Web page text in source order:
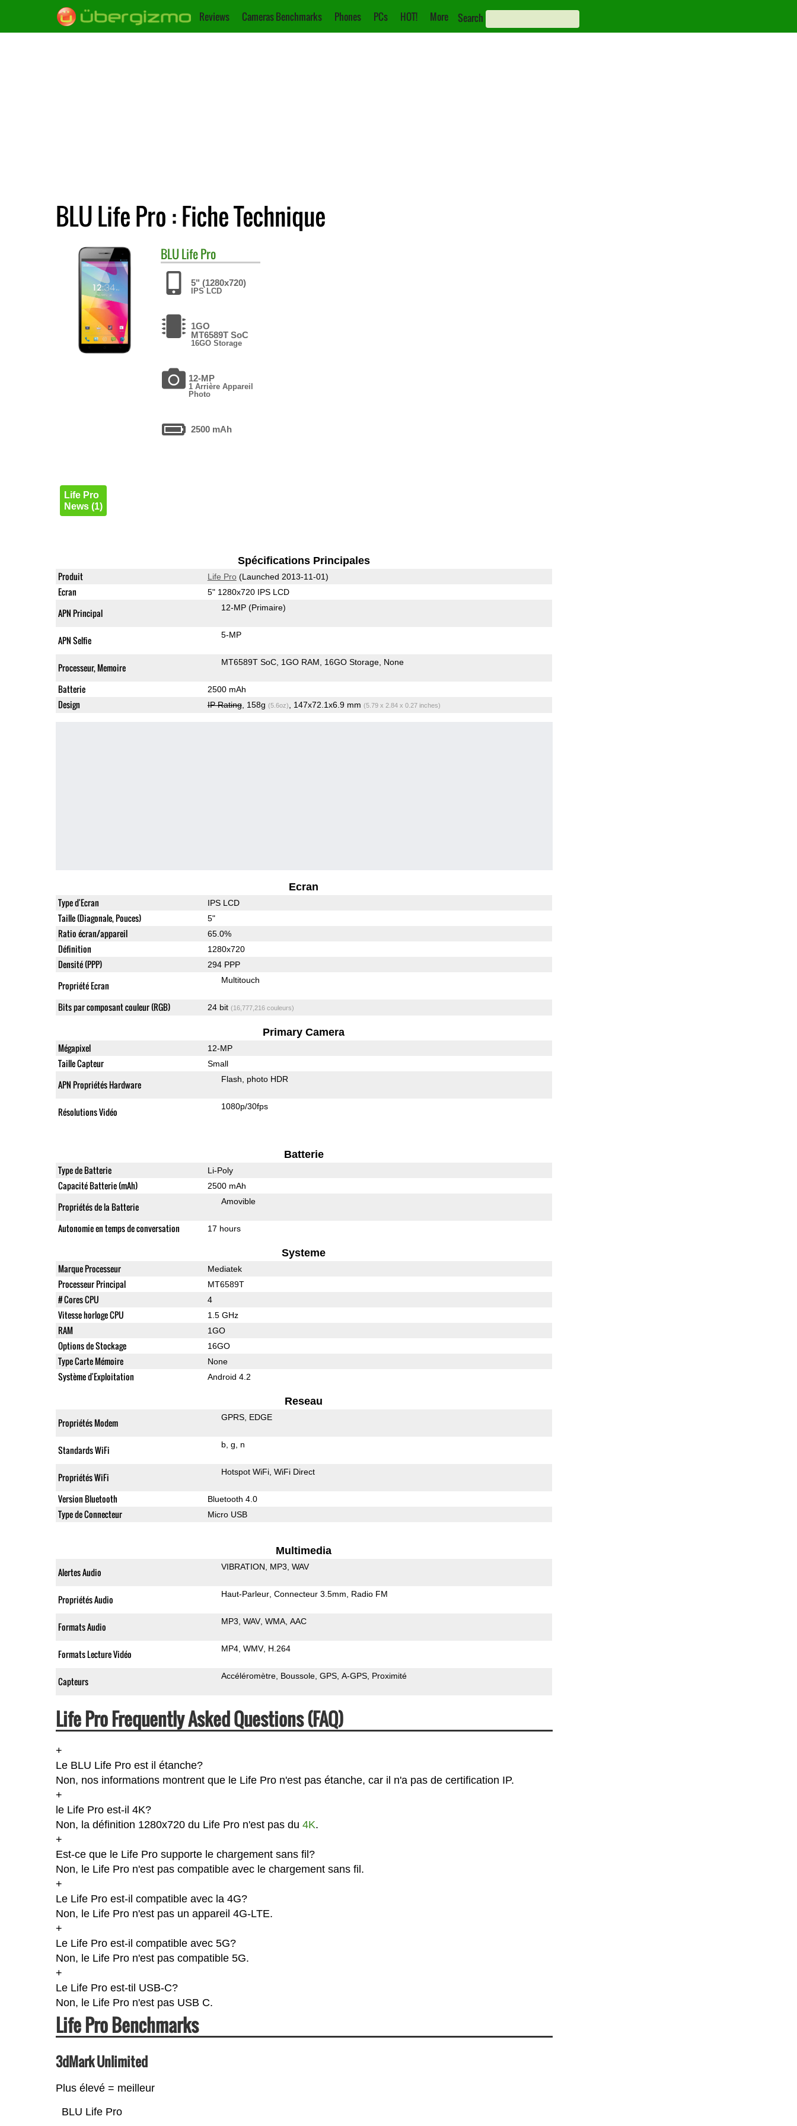
Reviews Cameras Benchmarks Phones PCs HOT! More Search
BLU Life Pro : Fiche Technique
BLULife Pro
5" (1280x720)
IPS LCD
1GO
MT6589T SoC
16GO Storage
12-MP
1 Arrière Appareil
Photo
2500 mAh
Life Pro
News (1)
Spécifications Principales
Produit Life Pro(Launched 2013-11-01)
Ecran 5" 1280x720 IPS LCD
APN Principal 12-MP (Primaire)
APN Selfie 5-MP
Processeur, Memoire MT6589T SoC 1GO RAM 16GO Storage None
Batterie 2500 mAh
Design IP Rating, 158g (5.6oz) , 147x72.1x6.9 mm (5.79 x 2.84 x 0.27 inches)
Ecran
Type d'Ecran IPS LCD
Taille (Diagonale, Pouces) 5"
Ratio écran/appareil 65.0%
Définition 1280x720
Densité (PPP) 294 PPP
Propriété Ecran Multitouch
Bits par composant couleur (RGB) 24 bit (16,777,216 couleurs)
Primary Camera
Mégapixel 12-MP
Taille Capteur Small
APN Propriétés Hardware Flash photo HDR
Résolutions Vidéo 1080p/30fps
Batterie
Type de Batterie Li-Poly
Capacité Batterie (mAh) 2500 mAh
Propriétés de la Batterie Amovible
Autonomie en temps de conversation 17 hours
Systeme
Marque Processeur Mediatek
Processeur Principal MT6589T
# Cores CPU 4
Vitesse horloge CPU 1.5 GHz
RAM 1GO
Options de Stockage 16GO
Type Carte Mémoire None
Système d'Exploitation Android 4.2
Reseau
Propriétés Modem GPRS EDGE
Standards WiFi b g n
Propriétés WiFi Hotspot WiFi WiFi Direct
Version Bluetooth Bluetooth 4.0
Type de Connecteur Micro USB
Multimedia
Alertes Audio VIBRATION MP3 WAV
Propriétés Audio Haut-Parleur Connecteur 3.5mm Radio FM
Formats Audio MP3 WAV WMA AAC
Formats Lecture Vidéo MP4 WMV H.264
Capteurs Accéléromètre Boussole GPS A-GPS Proximité
Life Pro Frequently Asked Questions (FAQ)
+
Le BLU Life Pro est il étanche?
Non, nos informations montrent que le Life Pro n'est pas étanche, car il n'a pas de certification IP.
+
le Life Pro est-il 4K?
Non, la définition 1280x720 du Life Pro n'est pas du 4K.
+
Est-ce que le Life Pro supporte le chargement sans fil?
Non, le Life Pro n'est pas compatible avec le chargement sans fil.
+
Le Life Pro est-il compatible avec la 4G?
Non, le Life Pro n'est pas un appareil 4G-LTE.
+
Le Life Pro est-il compatible avec 5G?
Non, le Life Pro n'est pas compatible 5G.
+
Le Life Pro est-til USB-C?
Non, le Life Pro n'est pas USB C.
Life Pro Benchmarks
3dMark Unlimited
Plus élevé = meilleur
BLU Life Pro